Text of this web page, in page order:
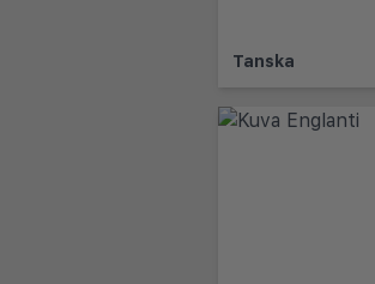
Tanska